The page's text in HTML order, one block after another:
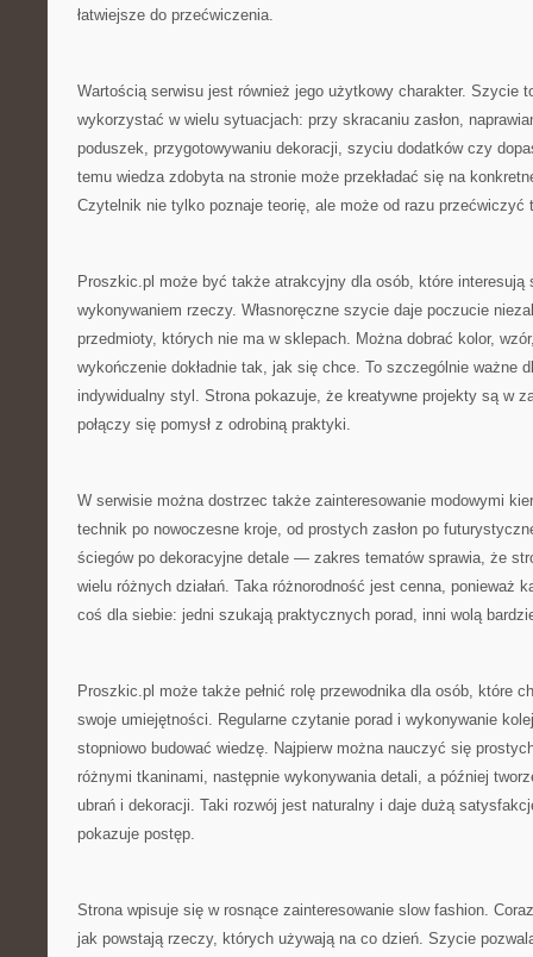
łatwiejsze do przećwiczenia.
Wartością serwisu jest również jego użytkowy charakter. Szycie
wykorzystać w wielu sytuacjach: przy skracaniu zasłon,
poduszek, przygotowywaniu dekoracji, szyciu dodatków czy
temu wiedza zdobyta na stronie może przekładać się na
Czytelnik nie tylko poznaje teorię, ale może od razu przećwiczyć
Proszkic.pl może być także atrakcyjny dla osób, które interesują
wykonywaniem rzeczy. Własnoręczne szycie daje poczucie
przedmioty, których nie ma w sklepach. Można dobrać kolor,
wykończenie dokładnie tak, jak się chce. To szczególnie ważne
indywidualny styl. Strona pokazuje, że kreatywne projekty są w
połączy się pomysł z odrobiną praktyki.
W serwisie można dostrzec także zainteresowanie modowymi
technik po nowoczesne kroje, od prostych zasłon po
ściegów po dekoracyjne detale — zakres tematów sprawia, że
wielu różnych działań. Taka różnorodność jest cenna, ponieważ
coś dla siebie: jedni szukają praktycznych porad, inni wolą
Proszkic.pl może także pełnić rolę przewodnika dla osób, które
swoje umiejętności. Regularne czytanie porad i wykonywanie
stopniowo budować wiedzę. Najpierw można nauczyć się
różnymi tkaninami, następnie wykonywania detali, a później
ubrań i dekoracji. Taki rozwój jest naturalny i daje dużą
pokazuje postęp.
Strona wpisuje się w rosnące zainteresowanie slow fashion.
jak powstają rzeczy, których używają na co dzień. Szycie